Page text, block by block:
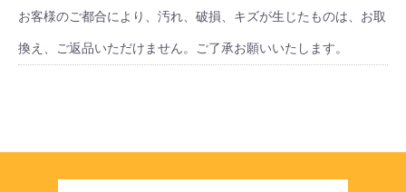
お客様のご都合により、汚れ、破損、キズが生じたものは、お取
換え、ご返品いただけません。ご了承お願いいたします。